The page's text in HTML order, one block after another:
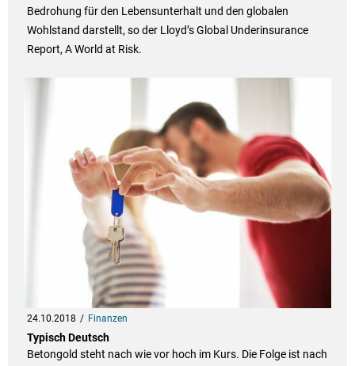
Bedrohung für den Lebensunterhalt und den globalen
Wohlstand darstellt, so der Lloyd’s Global Underinsurance
Report, A World at Risk.
24.10.2018 Finanzen
Typisch Deutsch
Betongold steht nach wie vor hoch im Kurs. Die Folge ist nach